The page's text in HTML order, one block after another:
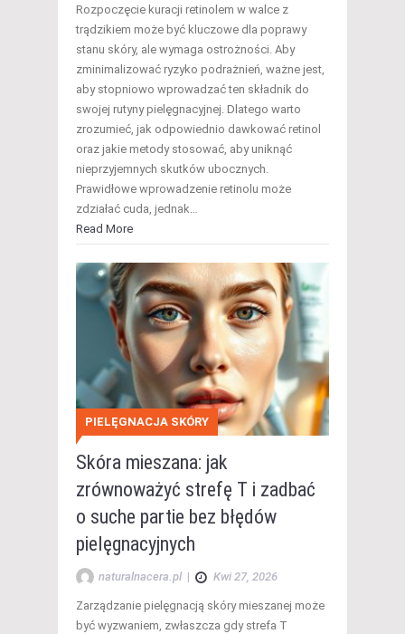
Rozpoczęcie kuracji retinolem w walce z
trądzikiem może być kluczowe dla poprawy
stanu skóry, ale wymaga ostrożności. Aby
zminimalizować ryzyko podrażnień, ważne jest,
aby stopniowo wprowadzać ten składnik do
swojej rutyny pielęgnacyjnej. Dlatego warto
zrozumieć, jak odpowiednio dawkować retinol
oraz jakie metody stosować, aby uniknąć
nieprzyjemnych skutków ubocznych.
Prawidłowe wprowadzenie retinolu może
zdziałać cuda, jednak…
Read More
PIELĘGNACJA SKÓRY
Skóra mieszana: jak
zrównoważyć strefę T i zadbać
o suche partie bez błędów
pielęgnacyjnych
naturalnacera.pl | Kwi 27, 2026
Zarządzanie pielęgnacją skóry mieszanej może
być wyzwaniem, zwłaszcza gdy strefa T